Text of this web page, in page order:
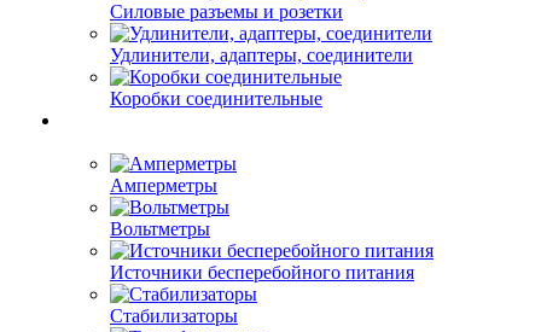
Силовые разъемы и розетки
Удлинители, адаптеры, соединители
Коробки соединительные
Амперметры
Вольтметры
Источники бесперебойного питания
Стабилизаторы